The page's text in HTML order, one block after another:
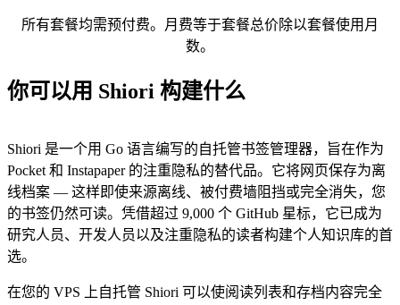
所有套餐均需预付费。月费等于套餐总价除以套餐使用月
数。
你可以用 Shiori 构建什么
Shiori 是一个用 Go 语言编写的自托管书签管理器，旨在作为
Pocket 和 Instapaper 的注重隐私的替代品。它将网页保存为离
线档案 — 这样即使来源离线、被付费墙阻挡或完全消失，您
的书签仍然可读。凭借超过 9,000 个 GitHub 星标，它已成为
研究人员、开发人员以及注重隐私的读者构建个人知识库的首
选。
在您的 VPS 上自托管 Shiori 可以使阅读列表和存档内容完全